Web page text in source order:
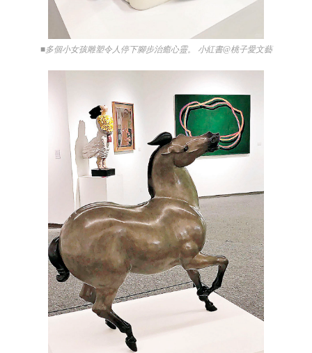
■多個小女孩雕塑令人停下腳步治癒心靈。 小紅書@桃子愛文藝